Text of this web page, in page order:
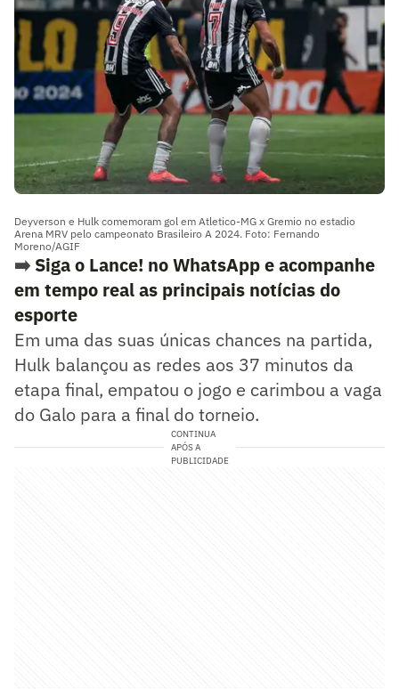
Deyverson e Hulk comemoram gol em Atletico-MG x Gremio no estadio
Arena MRV pelo campeonato Brasileiro A 2024. Foto: Fernando
Moreno/AGIF
➡️ Siga o Lance! no WhatsApp e acompanhe
em tempo real as principais notícias do
esporte
Em uma das suas únicas chances na partida,
Hulk balançou as redes aos 37 minutos da
etapa final, empatou o jogo e carimbou a vaga
do Galo para a final do torneio.
CONTINUA
APÓS A
PUBLICIDADE